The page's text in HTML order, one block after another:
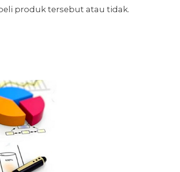
produk tersebut atau tidak.